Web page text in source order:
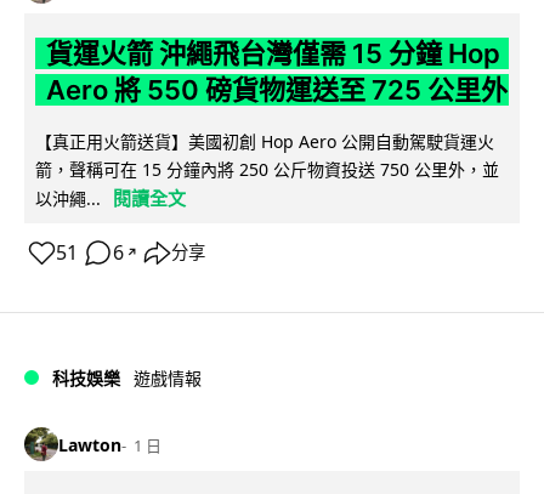
貨運火箭 沖繩飛台灣僅需 15 分鐘 Hop
Aero 將 550 磅貨物運送至 725 公里外
【真正用火箭送貨】美國初創 Hop Aero 公開自動駕駛貨運火
箭，聲稱可在 15 分鐘內將 250 公斤物資投送 750 公里外，並
以沖繩...
閱讀全文
51 6 ↗ 分享
科技娛樂 遊戲情報
Lawton 1 日